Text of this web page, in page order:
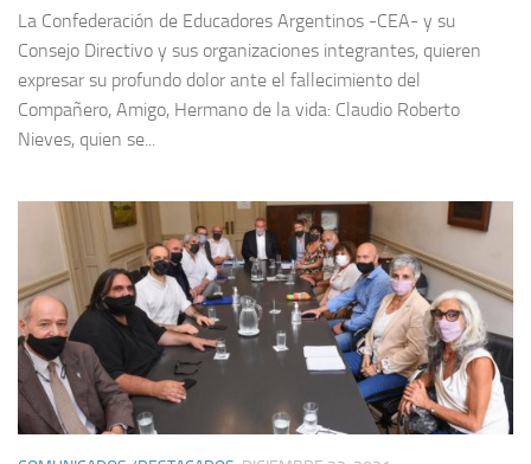
La Confederación de Educadores Argentinos -CEA- y su
Consejo Directivo y sus organizaciones integrantes, quieren
expresar su profundo dolor ante el fallecimiento del
Compañero, Amigo, Hermano de la vida: Claudio Roberto
Nieves, quien se...